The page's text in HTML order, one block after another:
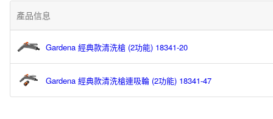
產品信息
Gardena 經典款清洗槍 (2功能) 18341-20
Gardena 經典款清洗槍連吸輪 (2功能) 18341-47